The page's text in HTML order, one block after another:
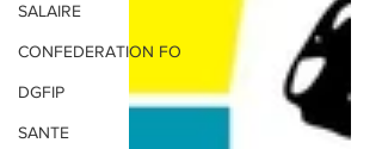
SALAIRE
CONFEDERATION FO
DGFIP
SANTE